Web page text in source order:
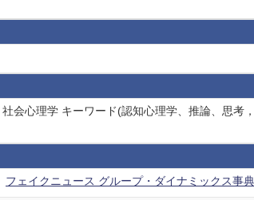
会心理学 キーワード(認知心理学、推論、思
フェイクニュース グループ・ダイナミックス事